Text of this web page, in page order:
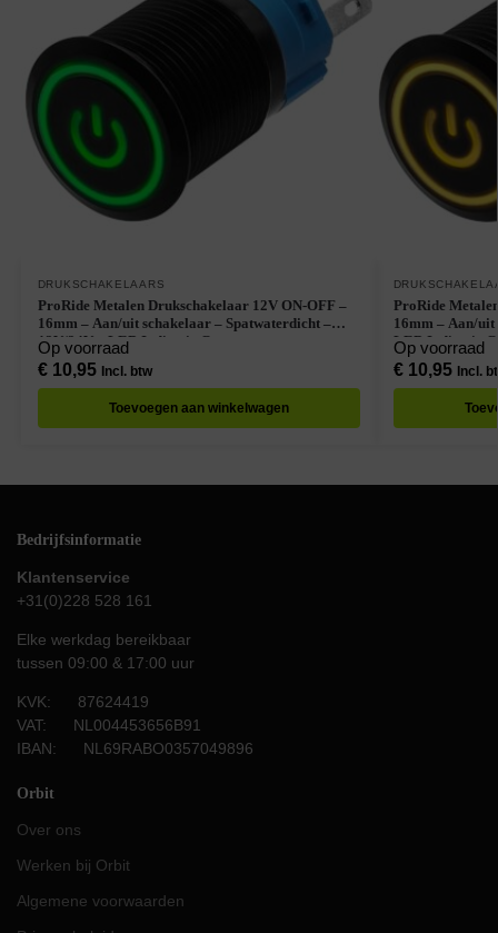
DRUKSCHAKELAARS
ProRide Metalen Drukschakelaar 12V ON-OFF –
16mm – Aan/uit schakelaar – Spatwaterdicht –
12V/24V – LED Indicatie Groen
Op voorraad
€10,95 Incl. btw
Toevoegen aan winkelwagen
ProRide
16mm – Aan/
LED Indicatie
Op voorraad
€10,95 Incl.
Bedrijfsinformatie
Klantenservice
+31(0)228 528 161
Elke werkdag bereikbaar
tussen 09:00 & 17:00 uur
KVK: 87624419
VAT: NL004453656B91
IBAN: NL69RABO0357049896
Orbit
Over ons
Werken bij Orbit
Algemene voorwaarden